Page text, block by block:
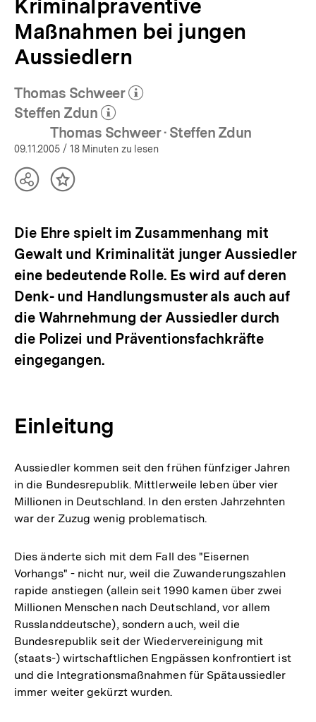
Kriminalpräventive
Maßnahmen bei jungen
Aussiedlern
Thomas Schweer
(Mehr zum Autor)
Steffen Zdun
(Mehr zum Autor)
öffnen
Thomas Schweer · Steffen Zdun
09.11.2005 / 18 Minuten zu lesen
TeilenInhalt
Die Ehre spielt im Zusammenhang mit
Gewalt und Kriminalität junger Aussiedler
eine bedeutende Rolle. Es wird auf deren
Denk- und Handlungsmuster als auch auf
die Wahrnehmung der Aussiedler durch
die Polizei und Präventionsfachkräfte
eingegangen.
Einleitung
Aussiedler kommen seit den frühen fünfziger Jahren
in die Bundesrepublik. Mittlerweile leben über vier
Millionen in Deutschland. In den ersten Jahrzehnten
war der Zuzug wenig problematisch.
Dies änderte sich mit dem Fall des "Eisernen
Vorhangs" - nicht nur, weil die Zuwanderungszahlen
rapide anstiegen (allein seit 1990 kamen über zwei
Millionen Menschen nach Deutschland, vor allem
Russlanddeutsche), sondern auch, weil die
Bundesrepublik seit der Wiedervereinigung mit
(staats-) wirtschaftlichen Engpässen konfrontiert ist
und die Integrationsmaßnahmen für Spätaussiedler
immer weiter gekürzt wurden.